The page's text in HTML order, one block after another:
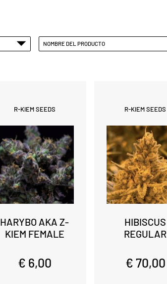
NOMBRE DEL PRODUCTO
R-KIEM SEEDS
HARYBO AKA Z-
KIEM FEMALE
€ 6,00
R-KIEM SEEDS
HIBISCUS
REGULAR
€ 70,00